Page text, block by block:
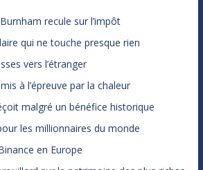
recule sur l’impôt
qui ne touche presque rien
vers l’étranger
à l’épreuve par la chaleur
malgré un bénéfice historique
les millionnaires du monde
en Europe